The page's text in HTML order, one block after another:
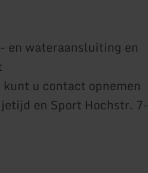
en wateraansluiting en
u contact opnemen
en Sport Hochstr. 7-